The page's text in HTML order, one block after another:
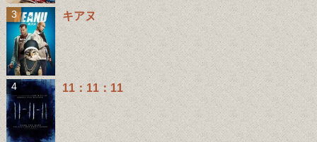
キアヌ
11：11：11